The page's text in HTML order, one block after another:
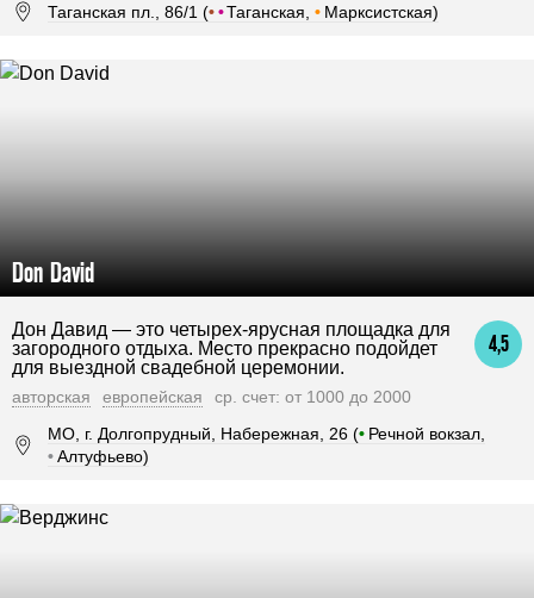
Таганская пл., 86/1 (••Таганская, • Марксистская)
Don David
4,5
Дон Давид — это четырех-ярусная площадка для
загородного отдыха. Место прекрасно подойдет
для выездной свадебной церемонии.
авторская европейская
ср. счет: от 1000 до 2000
МО, г. Долгопрудный, Набережная, 26 (• Речной вокзал,
•Алтуфьево)